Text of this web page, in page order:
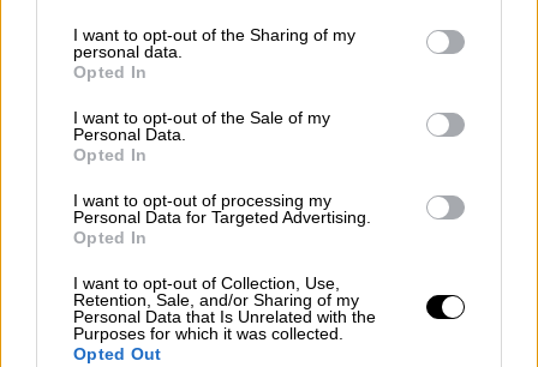
I want to opt-out of the Sharing of my
personal data.
Opted In
I want to opt-out of the Sale of my
Personal Data.
Opted In
I want to opt-out of processing my
Personal Data for Targeted Advertising.
Opted In
I want to opt-out of Collection, Use,
Retention, Sale, and/or Sharing of my
Personal Data that Is Unrelated with the
Purposes for which it was collected.
Opted Out
controles que se tomarán a los
pasajeros internacionales para evitar
rebrotes
Pablo Castro
Más artículos de este autor
domingo, 21 de junio de 2020